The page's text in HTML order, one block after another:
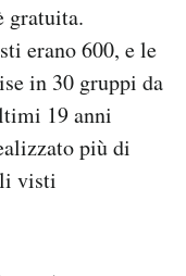
gratuita.
erano 600, e le
in 30 gruppi da
19 anni
più di
visti